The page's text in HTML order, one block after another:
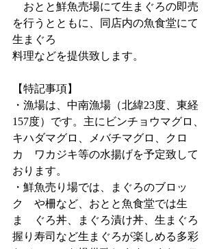
おとと鮮魚売場にて生まぐろの即売
を行うとともに、同店内の魚食堂にて
生まぐろ
料理などを提供致します。
【特記事項】
・漁場は、中南漁場（北緯23度、東経
157度）です。主にビンチョウマグロ、
キハダマグロ、メバチマグロ、クロ
カ　ワカジキ等の水揚げを予定致して
おります。
・鮮魚売り場では、まぐろのブロッ
ク　や柵など、おとと魚食堂では生
ま　ぐろ丼、まぐろ漬け丼、生まぐろ
握り寿司など生まぐろが楽しめる多彩